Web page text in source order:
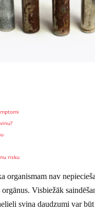
risku
organismam nav
Visbiežāk
svina daudzumi var